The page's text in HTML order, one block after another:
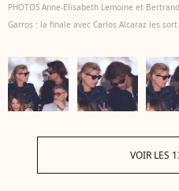
PHOTOS Anne-Elisabeth Lemoine et
Garros : la finale avec Carlos Alcaraz les
VOIR LES